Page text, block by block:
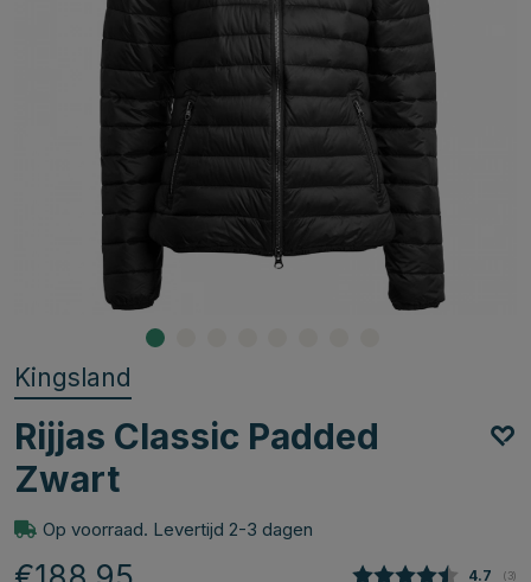
Kingsland
Rijjas Classic Padded
Zwart
Op voorraad. Levertijd 2-3 dagen
4.7 (3)